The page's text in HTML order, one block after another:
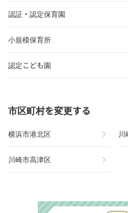
認証・認定保育園
小規模保育所
認定こども園
市区町村を変更する
横浜市港北区 chevron_right 川
川崎市高津区 chevron_right